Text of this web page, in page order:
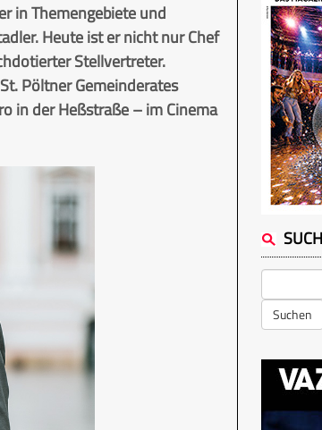
in Themengebiete und
Heute ist er nicht nur Chef
Stellvertreter.
Pöltner Gemeinderates
in der Heßstraße – im Cinema
Suchen